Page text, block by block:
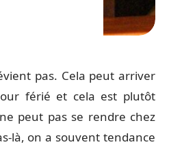
pas. Cela peut arriver
férié et cela est plutôt
peut pas se rendre chez
là, on a souvent tendance